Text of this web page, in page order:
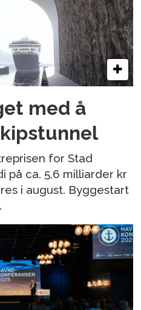
med å
for Stad
på ca. 5,6 milliarder kr
i august. Byggestart